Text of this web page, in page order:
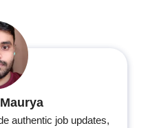
authentic job updates,